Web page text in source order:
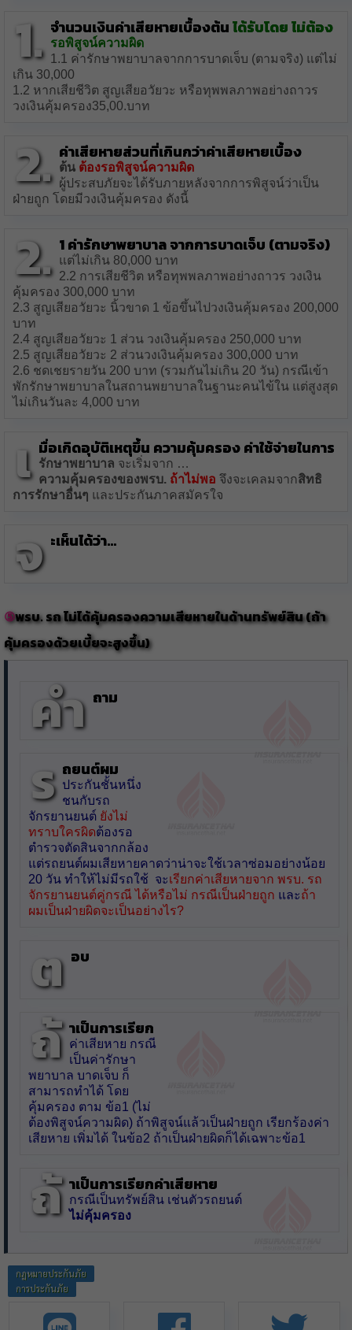
1. จำนวนเงินค่าเสียหายเบื้องต้นได้รับโดย ไม่ต้อง
รอพิสูจน์ความผิด
1.1 ค่ารักษาพยาบาลจากการบาดเจ็บ (ตามจริง) แต่ไม่
เกิน 30,000
1.2 หากเสียชีวิต สูญเสียอวัยวะ หรือทุพพลภาพอย่างถาวร
วงเงินคุ้มครอง35,00.บาท
2. ค่าเสียหายส่วนที่เกินกว่าค่าเสียหายเบื้อง
ต้น ต้องรอพิสูจน์ความผิด
ผู้ประสบภัยจะได้รับภายหลังจากการพิสูจน์ว่าเป็น
ฝ่ายถูก โดยมีวงเงินคุ้มครอง ดังนี้
2. 1 ค่ารักษาพยาบาล จากการบาดเจ็บ (ตามจริง)
แต่ไม่เกิน 80,000 บาท
2.2 การเสียชีวิต หรือทุพพลภาพอย่างถาวร วงเงิน
คุ้มครอง 300,000 บาท
2.3 สูญเสียอวัยวะ นิ้วขาด 1 ข้อขึ้นไปวงเงินคุ้มครอง 200,000
บาท
2.4 สูญเสียอวัยวะ 1 ส่วน วงเงินคุ้มครอง 250,000 บาท
2.5 สูญเสียอวัยวะ 2 ส่วนวงเงินคุ้มครอง 300,000 บาท
2.6 ชดเชยรายวัน 200 บาท (รวมกันไม่เกิน 20 วัน) กรณีเข้า
พักรักษาพยาบาลในสถานพยาบาลในฐานะคนไข้ใน แต่สูงสุด
ไม่เกินวันละ 4,000 บาท
เ มื่อเกิดอุบัติเหตุขึ้น ความคุ้มครอง ค่าใช้จ่ายในการ
รักษาพยาบาล จะเริ่มจาก …
ความคุ้มครองของพรบ. ถ้าไม่พอ จึงจะเคลมจากสิทธิ
การรักษาอื่นๆ และประกันภาคสมัครใจ
จ ะเห็นได้ว่า…
พรบ. รถ ไม่ได้คุ้มครองความเสียหายในด้านทรัพย์สิน (ถ้า
คุ้มครองด้วยเบี้ยจะสูงขึ้น)
คำ ถาม
ร ถยนต์ผม
ประกันชั้นหนึ่ง
ชนกับรถ
จักรยานยนต์ ยังไม่
ทราบใครผิดต้องรอ
ตำรวจตัดสินจากกล้อง
แต่รถยนต์ผมเสียหายคาดว่าน่าจะใช้เวลาซ่อมอย่างน้อย
20 วัน ทำให้ไม่มีรถใช้ จะเรียกค่าเสียหายจาก พรบ. รถ
จักรยานยนต์คู่กรณี ได้หรือไม่ กรณีเป็นฝ่ายถูก และถ้า
ผมเป็นฝ่ายผิดจะเป็นอย่างไร?
ต อบ
ถ้ าเป็นการเรียก
ค่าเสียหาย กรณี
เป็นค่ารักษา
พยาบาล บาดเจ็บ ก็
สามารถทำได้ โดย
คุ้มครอง ตาม ข้อ1 (ไม่
ต้องพิสูจน์ความผิด) ถ้าพิสูจน์แล้วเป็นฝ่ายถูก เรียกร้องค่า
เสียหาย เพิ่มได้ ในข้อ2 ถ้าเป็นฝ่ายผิดก็ได้เฉพาะข้อ1
ถ้ าเป็นการเรียกค่าเสียหาย
กรณีเป็นทรัพย์สิน เช่นตัวรถยนต์
ไม่คุ้มครอง
กฏหมายประกันภัย
การประกันภัย